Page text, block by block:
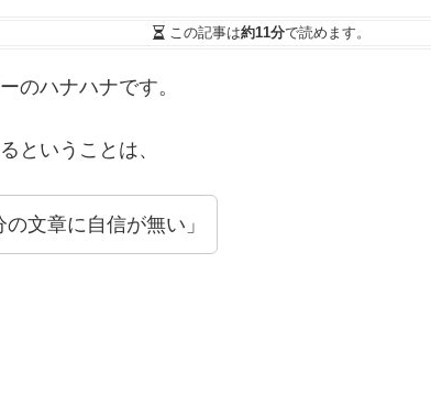
この記事は約11分で読めます。
のハナハナです。
ということは、
の文章に自信が無い」